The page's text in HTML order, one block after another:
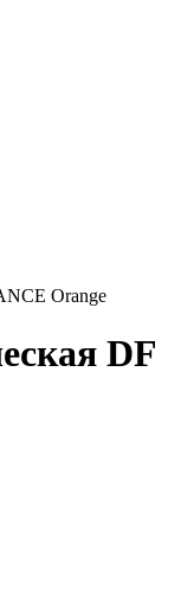
Orange
DF